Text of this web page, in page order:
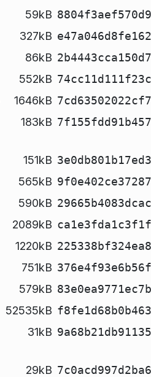
59kB
327kB
86kB
552kB
1646kB
183kB
151kB
565kB
590kB
2089kB
1220kB
751kB
579kB
52535kB
31kB
29kB